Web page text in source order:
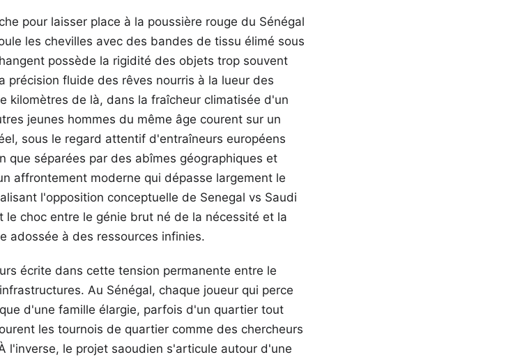
pour laisser place à la poussière rouge du Sénégal
les chevilles avec des bandes de tissu élimé sous
possède la rigidité des objets trop souvent
précision fluide des rêves nourris à la lueur des
kilomètres de là, dans la fraîcheur climatisée d'un
jeunes hommes du même âge courent sur un
sous le regard attentif d'entraîneurs européens
que séparées par des abîmes géographiques et
affrontement moderne qui dépasse largement le
l'opposition conceptuelle de Senegal vs Saudi
choc entre le génie brut né de la nécessité et la
adossée à des ressources infinies.
écrite dans cette tension permanente entre le
Au Sénégal, chaque joueur qui perce
d'une famille élargie, parfois d'un quartier tout
les tournois de quartier comme des chercheurs
l'inverse, le projet saoudien s'articule autour d'une